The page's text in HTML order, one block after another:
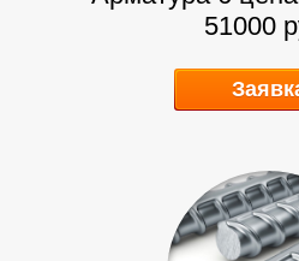
51000